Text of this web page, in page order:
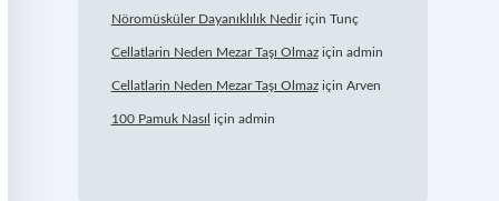
Nöromüsküler Dayanıklılık Nediriçin Tunç
Cellatlarin Neden Mezar Taşı Olmaziçin admin
Cellatlarin Neden Mezar Taşı Olmaziçin Arven
100 Pamuk Nasıl için admin